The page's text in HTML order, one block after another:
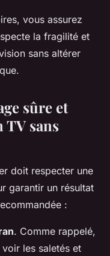
vous assurez
la fragilité et
sans altérer
sûre et
TV sans
doit respecter une
garantir un résultat
:
. Comme rappelé,
les saletés et